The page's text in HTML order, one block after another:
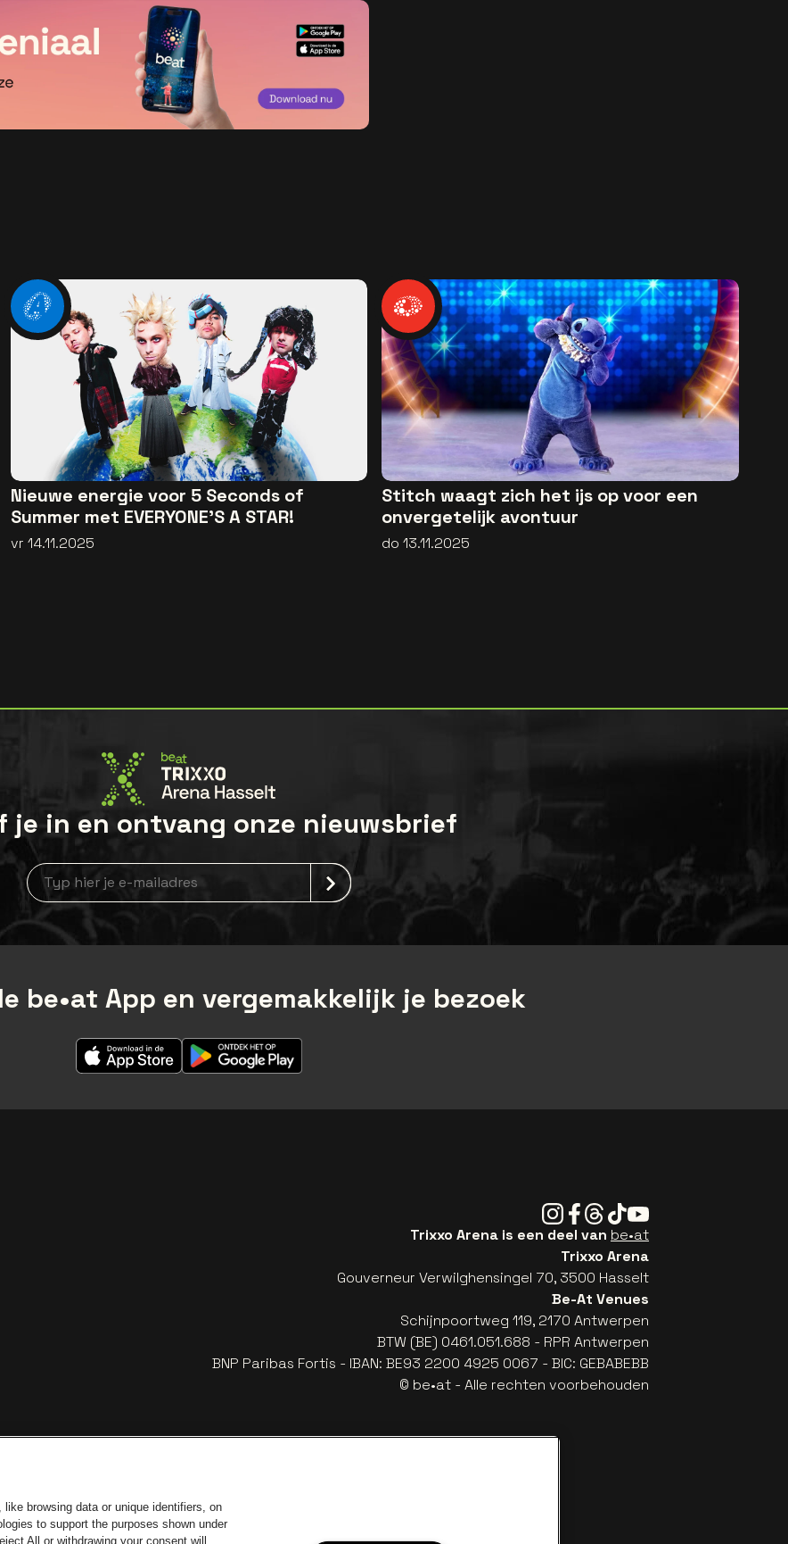
Nieuwe energie voor 5 Seconds of
Summer met EVERYONE’S A STAR!
vr 14.11.2025
Stitch waagt zich het ijs op voor een
onvergetelijk avontuur
do 13.11.2025
je in en ontvang onze nieuwsbrief
Nieuwsbrief aanmelding
be•at App en vergemakkelijk je bezoek
Instagram
Facebook
Threads
TiktokYoutube
Trixxo Arena is een deel van be•at
Trixxo Arena
Gouverneur Verwilghensingel 70, 3500 Hasselt
Be-At Venues
Schijnpoortweg 119, 2170 Antwerpen
BTW (BE) 0461.051.688 - RPR Antwerpen
BNP Paribas Fortis - IBAN: BE93 2200 4925 0067 - BIC: GEBABEBB
© be•at - Alle rechten voorbehouden
browsing data or unique identifiers, on
to support the purposes shown under
All or withdrawing your consent will